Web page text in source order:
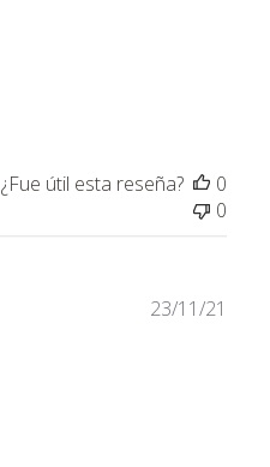
¿Fue útil esta reseña?
0
0
23/11/21